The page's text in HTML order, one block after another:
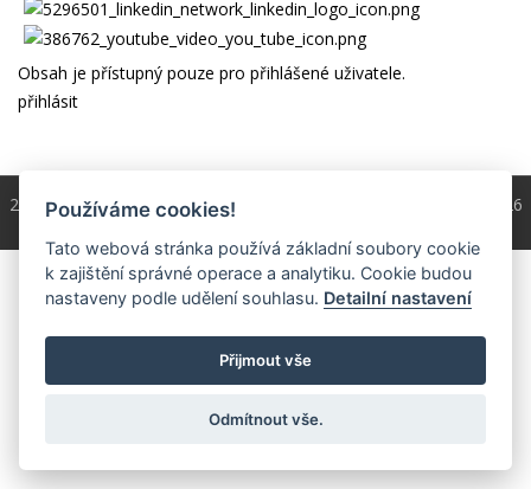
Obsah je přístupný pouze pro přihlášené uživatele.
přihlásit
2004 - 2026 © CopyrightČKS/ programování a správa 2004 - 2026
PRO-WEB.cz
Používáme cookies!
Tato webová stránka používá základní soubory cookie
k zajištění správné operace a analytiku. Cookie budou
nastaveny podle udělení souhlasu. Detailní nastavení
Přijmout vše
Odmítnout vše.